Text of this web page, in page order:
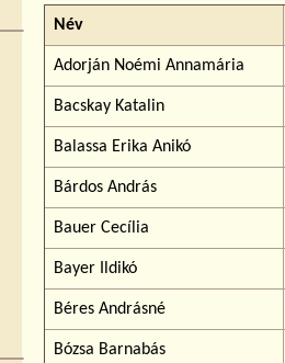
Név
Adorján Noémi Annamária
Bacskay Katalin
Balassa Erika Anikó
Bárdos András
Bauer Cecília
Bayer Ildikó
Béres Andrásné
Bózsa Barnabás